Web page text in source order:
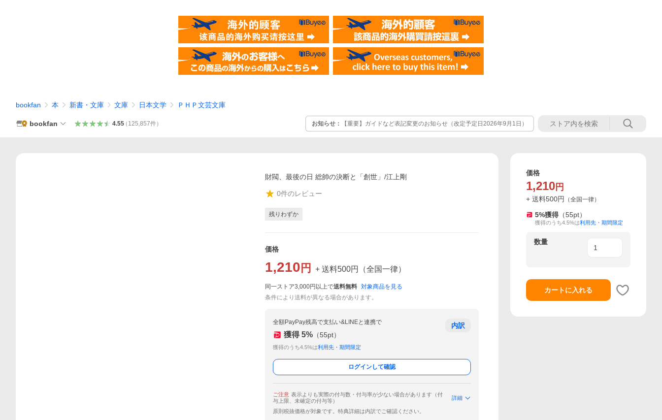
bookfan 本 新書・文庫 文庫 日本文学 ＰＨＰ文芸文庫
bookfan 4.55（ 125,857件） お知らせ： 【重要】ガイドなど表記変更のお知らせ（改定予定日2026年9月1日）
財閥、最後の日 総帥の決断と「創世」/江上剛
0件のレビュー
残りわずか
価格
1,210 円 + 送料500円 （全国一律）
同一ストア3,000円以上で送料無料 対象商品を見る
条件により送料が異なる場合があります。
全額PayPay残高で支払い&LINEと連携で
獲得 5% （55pt）
獲得のうち4.5%は利用先・期間限定
内訳
ログインして確認
ご注意 表示よりも実際の付与数・付与率が少ない場合があります（付
与上限、未確定の付与等）
詳細
原則税抜価格が対象です。特典詳細は内訳でご確認ください。
価格
1,210 円
+ 送料500円 （全国一律）
5%獲得 （55pt）
獲得のうち4.5%は利用先・期間限定
数量
カートに入れる